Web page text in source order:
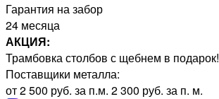
Гарантия на забор
24 месяца
АКЦИЯ:
Трамбовка столбов с щебнем в подарок!
Поставщики металла:
от 2 500 руб. за п.м. 2 300 руб. за п. м.